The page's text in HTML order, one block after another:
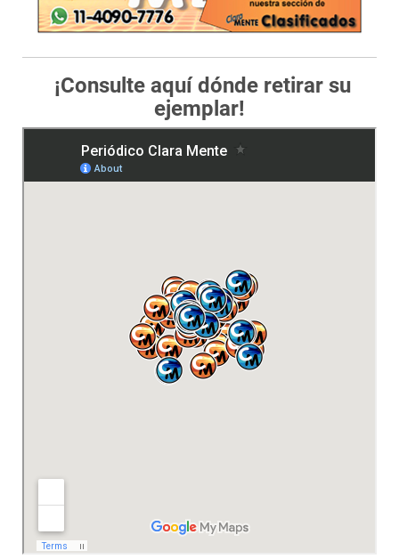
¡Consulte aquí dónde retirar su
ejemplar!